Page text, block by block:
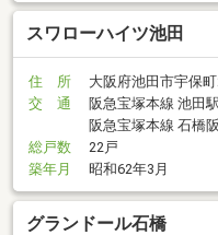
スワローハイツ池田
住 所
大阪府池田市宇保
交 通
阪急宝塚本線 池田
阪急宝塚本線 石橋
総戸数
22戸
築年月
昭和62年3月
グランドール石橋